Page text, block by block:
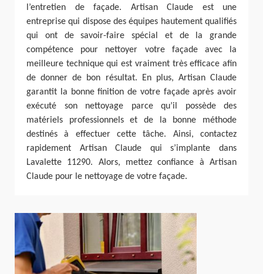
l’entretien de façade. Artisan Claude est une
entreprise qui dispose des équipes hautement qualifiés
qui ont de savoir-faire spécial et de la grande
compétence pour nettoyer votre façade avec la
meilleure technique qui est vraiment très efficace afin
de donner de bon résultat. En plus, Artisan Claude
garantit la bonne finition de votre façade après avoir
exécuté son nettoyage parce qu’il possède des
matériels professionnels et de la bonne méthode
destinés à effectuer cette tâche. Ainsi, contactez
rapidement Artisan Claude qui s’implante dans
Lavalette 11290. Alors, mettez confiance à Artisan
Claude pour le nettoyage de votre façade.